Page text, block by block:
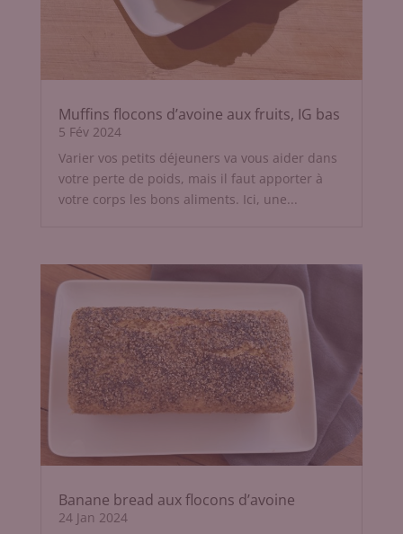
Muffins flocons d’avoine aux fruits, IG bas
5 Fév 2024
Varier vos petits déjeuners va vous aider dans
votre perte de poids, mais il faut apporter à
votre corps les bons aliments. Ici, une...
Banane bread aux flocons d’avoine
24 Jan 2024